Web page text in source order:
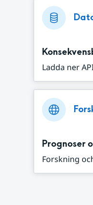
Ladda ner
Prognoser
Forskning